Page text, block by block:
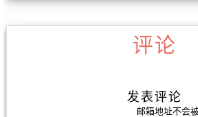
评论
发表评论
邮箱地址不会被